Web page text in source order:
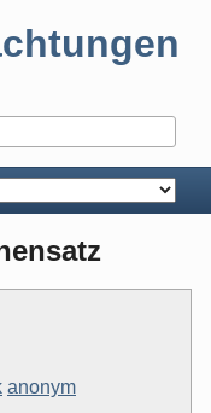
anonym